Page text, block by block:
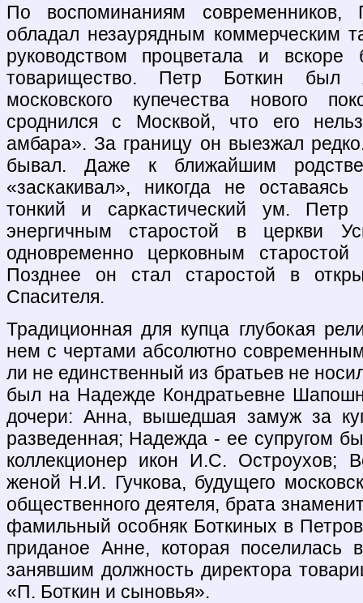
По воспоминаниям современников,
обладал незаурядным коммерческим
руководством процветала и
товарищество. Петр Боткин был
московского купечества нового
сроднился с Москвой, что его
амбара». За границу он выезжал
бывал. Даже к ближайшим
«заскакивал», никогда не
тонкий и саркастический ум.
энергичным старостой в церкви
одновременно церковным старостой
Позднее он стал старостой в
Спасителя.
Традиционная для купца глубокая
нем с чертами абсолютно
ли не единственный из братьев не
был на Надежде Кондратьевне
дочери: Анна, вышедшая замуж за
разведенная; Надежда - ее супругом
коллекционер икон И.С. Остроухов;
женой Н.И. Гучкова, будущего
общественного деятеля, брата
фамильный особняк Боткиных в
приданое Анне, которая
занявшим должность директора
«П. Боткин и сыновья».